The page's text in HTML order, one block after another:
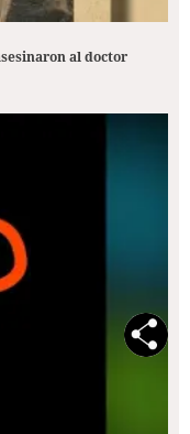
al doctor